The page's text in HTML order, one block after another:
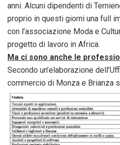
anni. Alcuni dipendenti di
proprio in questi giorni una full
con l’associazione Moda e
progetto di lavoro in Africa.
Ma ci sono anche le
Secondo un’elaborazione
commercio di Monza e Brianza